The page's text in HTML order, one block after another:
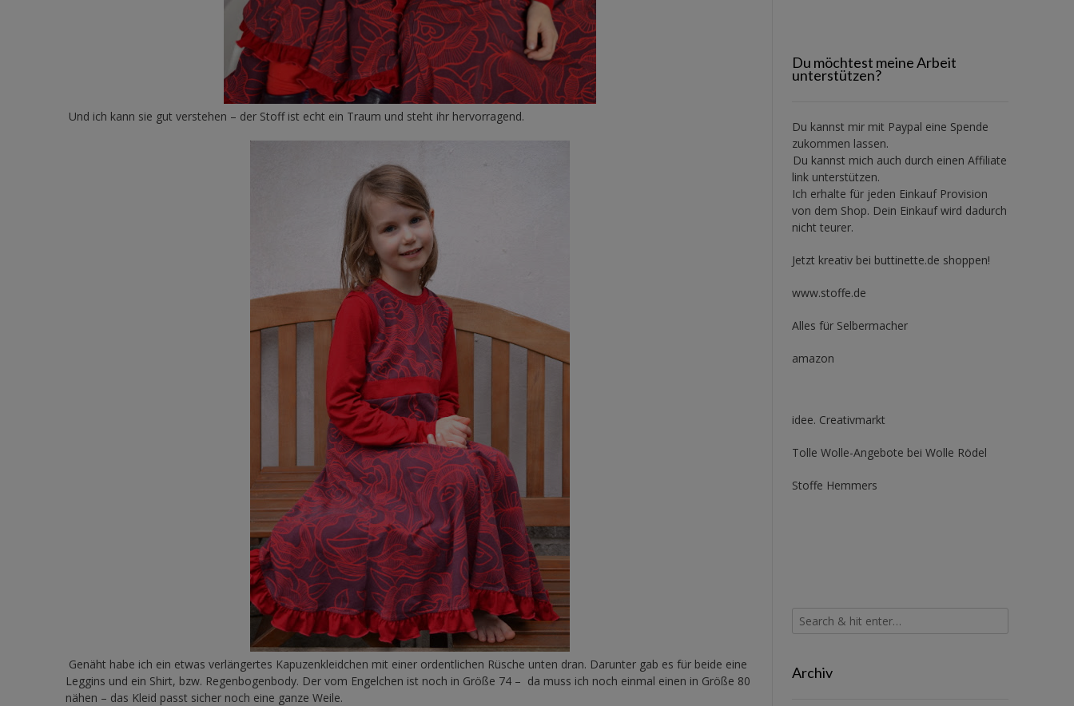
Und ich kann sie gut verstehen – der Stoff ist echt ein Traum und steht ihr hervorragend.
Genäht habe ich ein etwas verlängertes Kapuzenkleidchen mit einer ordentlichen Rüsche unten dran. Darunter gab es für beide eine
Leggins und ein Shirt, bzw. Regenbogenbody. Der vom Engelchen ist noch in Größe 74 – da muss ich noch einmal einen in Größe 80
nähen – das Kleid passt sicher noch eine ganze Weile.
Du möchtest meine Arbeit
unterstützen?
Du kannst mir mit Paypal eine Spende
zukommen lassen.
Du kannst mich auch durch einen Affiliate
link unterstützen.
Ich erhalte für jeden Einkauf Provision
von dem Shop. Dein Einkauf wird dadurch
nicht teurer.
Jetzt kreativ bei buttinette.de shoppen!
www.stoffe.de
Alles für Selbermacher
amazon
idee. Creativmarkt
Tolle Wolle-Angebote bei Wolle Rödel
Stoffe Hemmers
Archiv